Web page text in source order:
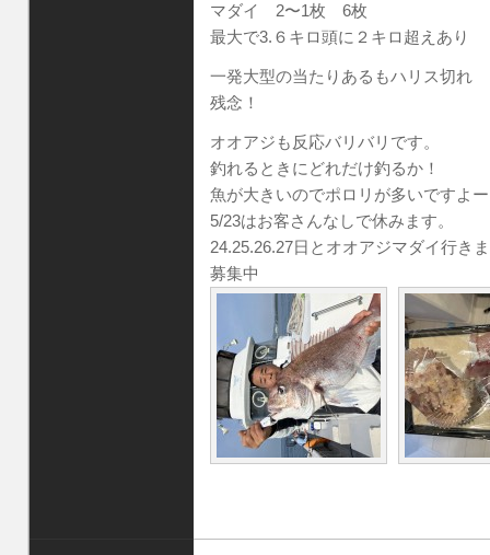
マダイ 2〜1枚 6枚
最大で3.６キロ頭に２キロ超えあり
一発大型の当たりあるもハリス切れ
残念！
オオアジも反応バリバリです。
釣れるときにどれだけ釣るか！
魚が大きいのでポロリが多いですよー
5/23はお客さんなしで休みます。
24.25.26.27日とオオアジマダイ行き
募集中